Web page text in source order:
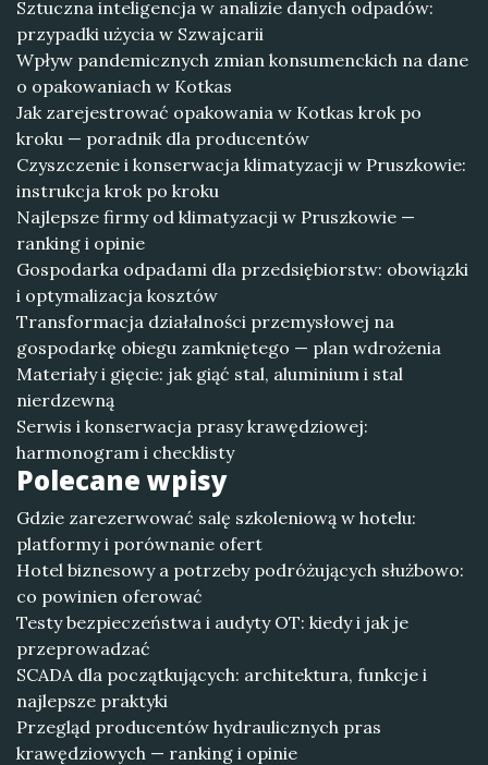
Sztuczna inteligencja w analizie danych odpadów:
przypadki użycia w Szwajcarii
Wpływ pandemicznych zmian konsumenckich na dane
o opakowaniach w Kotkas
Jak zarejestrować opakowania w Kotkas krok po
kroku — poradnik dla producentów
Czyszczenie i konserwacja klimatyzacji w Pruszkowie:
instrukcja krok po kroku
Najlepsze firmy od klimatyzacji w Pruszkowie —
ranking i opinie
Gospodarka odpadami dla przedsiębiorstw: obowiązki
i optymalizacja kosztów
Transformacja działalności przemysłowej na
gospodarkę obiegu zamkniętego — plan wdrożenia
Materiały i gięcie: jak giąć stal, aluminium i stal
nierdzewną
Serwis i konserwacja prasy krawędziowej:
harmonogram i checklisty
Polecane wpisy
Gdzie zarezerwować salę szkoleniową w hotelu:
platformy i porównanie ofert
Hotel biznesowy a potrzeby podróżujących służbowo:
co powinien oferować
Testy bezpieczeństwa i audyty OT: kiedy i jak je
przeprowadzać
SCADA dla początkujących: architektura, funkcje i
najlepsze praktyki
Przegląd producentów hydraulicznych pras
krawędziowych — ranking i opinie